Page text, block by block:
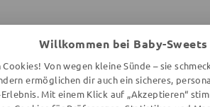
Willkommen bei Baby-Sweets
Von wegen kleine Sünde – sie
ermöglichen dir auch ein sicheres,
Mit einem Klick auf „Akzeptieren“